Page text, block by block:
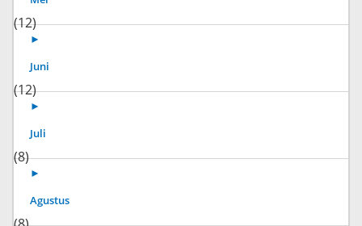
(12)
►
Juni
(12)
►
Juli
(8)
►
Agustus